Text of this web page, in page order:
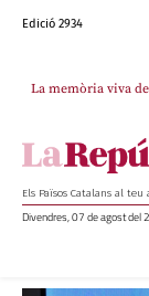
Edició 2934
La memòria viva
Els Països Catalans al teu
Divendres, 07 de agost del